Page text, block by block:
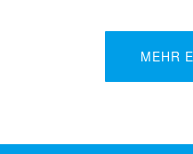
MEHR